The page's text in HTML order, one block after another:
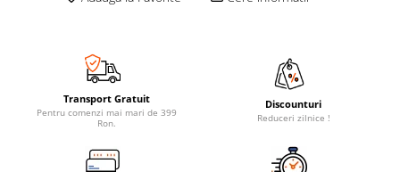
Transport Gratuit
Pentru comenzi mai mari de 399
Ron.
Discounturi
Reduceri zilnice !